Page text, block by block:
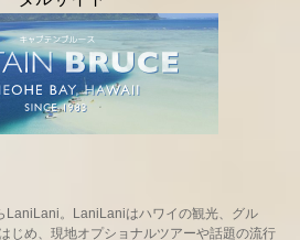
LaniLani。LaniLaniはハワイの観光、グル
じめ、現地オプショナルツアーや話題の流行